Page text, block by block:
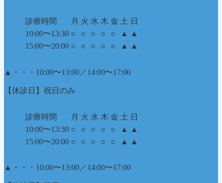
診療時間 月 火 水 木 金 土 日
10:00〜13:30 ○ ○ ○ ○ ○ ▲
▲
15:00〜20:00 ○ ○ ○ ○ ○ ▲ ▲
▲ ・・・10:00〜13:00／14:00〜17:00
【休診日】祝日のみ
診療時間 月 火 水 木 金 土 日
10:00〜13:30 ○ ○ ○ ○ ○ ▲
▲
15:00〜20:00 ○ ○ ○ ○ ○ ▲ ▲
▲ ・・・10:00〜13:00／14:00〜17:00